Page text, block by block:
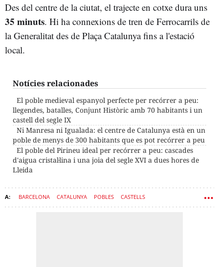
Des del centre de la ciutat, el trajecte en cotxe dura uns
35 minuts. Hi ha connexions de tren de Ferrocarrils de
la Generalitat des de Plaça Catalunya fins a l'estació
local.
Notícies relacionades
El poble medieval espanyol perfecte per recórrer a peu:
llegendes, batalles, Conjunt Històric amb 70 habitants i un
castell del segle IX
Ni Manresa ni Igualada: el centre de Catalunya està en un
poble de menys de 300 habitants que es pot recórrer a peu
El poble del Pirineu ideal per recórrer a peu: cascades
d'aigua cristal·lina i una joia del segle XVI a dues hores de
Lleida
BARCELONA CATALUNYA POBLES CASTELLS